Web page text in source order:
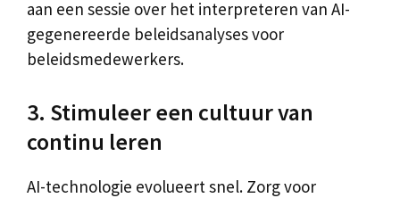
aan een sessie over het interpreteren van AI-
gegenereerde beleidsanalyses voor
beleidsmedewerkers.
3. Stimuleer een cultuur van
continu leren
AI-technologie evolueert snel. Zorg voor